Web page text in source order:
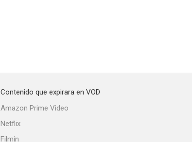
Contenido que expirara en VOD
Amazon Prime Video
Netflix
Filmin